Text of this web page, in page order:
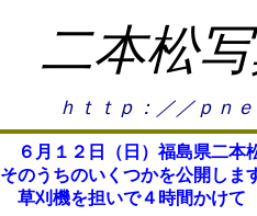
二本松
ｈｔｔｐ：／／ｐｎ
６月１２日（日）福島県二本
そのうちのいくつかを公開し
草刈機を担いで４時間かけて